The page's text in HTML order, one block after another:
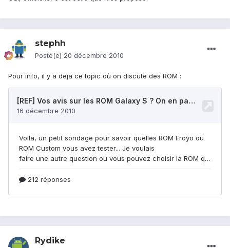
stephh
Posté(e) 20 décembre 2010
Pour info, il y a deja ce topic où on discute des ROM :
Rydike